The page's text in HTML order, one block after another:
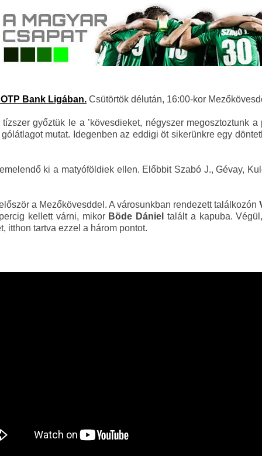
Bank Ligában. Csütörtök délután, 16:00-kor
győztük le a ’kövesdieket, négyszer megosztoztunk
mutat. Idegenben az eddigi öt sikerünkre egy
ki a matyóföldiek ellen. Előbbit Szabó J., Gévay,
a Mezőkövesddel. A városunkban rendezett találkozón
kellett várni, mikor Böde Dániel talált a kapuba.
itthon tartva ezzel a három pontot.